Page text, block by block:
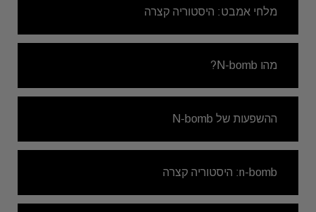
מלחי אמבט: היסטוריה קצרה
מהו N-bomb?
ההשפעות של N-bomb
n-bomb: היסטוריה קצרה